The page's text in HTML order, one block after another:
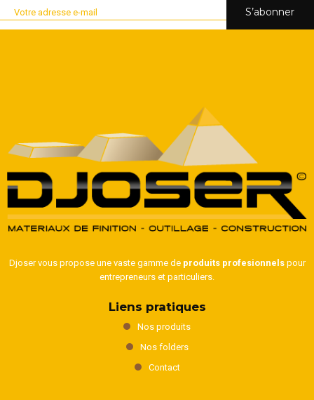
S’abonner
Djoser vous propose une vaste gamme de produits profesionnelspour
entrepreneurs et particuliers.
Liens pratiques
Nos produits
Nos folders
Contact